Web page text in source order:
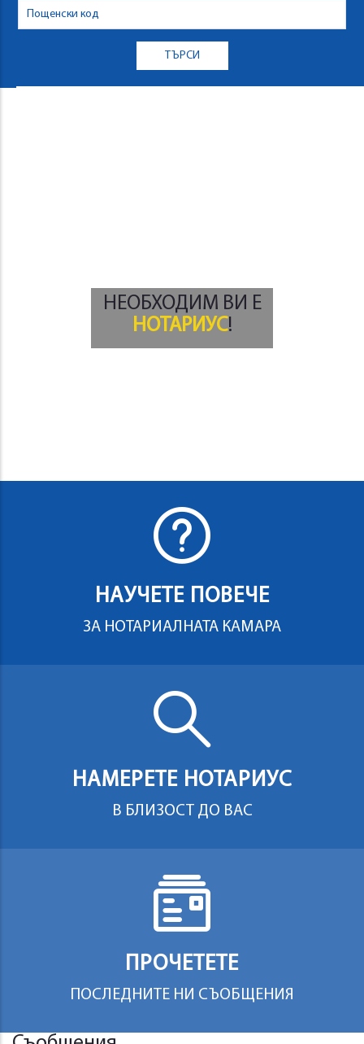
НЕОБХОДИМ ВИ Е
НОТАРИУС!
НАУЧЕТЕ ПОВЕЧЕ
ЗА НОТАРИАЛНАТА КАМАРА
НАМЕРЕТЕ НОТАРИУС
В БЛИЗОСТ ДО ВАС
ПРОЧЕТЕТЕ
ПОСЛЕДНИТЕ НИ СЪОБЩЕНИЯ